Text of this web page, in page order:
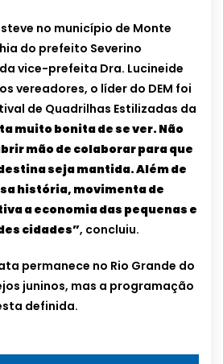
no município de Monte
do prefeito Severino
vice-prefeita Dra. Lucineide
vereadores, o líder do DEM foi
de Quadrilhas Estilizadas da
muito bonita de se ver. Não
mão de colaborar para que
seja mantida. Além de
história, movimenta de
a economia das pequenas e
cidades”, concluiu.
permanece no Rio Grande do
juninos, mas a programação
definida.